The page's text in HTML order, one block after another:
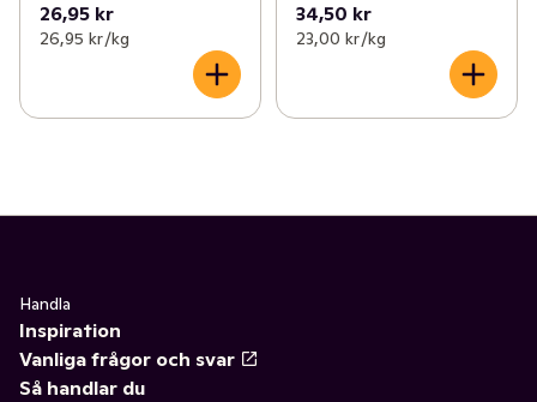
26,95 kr
26,95 kr /kg
34,50 kr
23,00 kr /kg
Handla
Inspiration
Vanliga frågor och svar
Så handlar du